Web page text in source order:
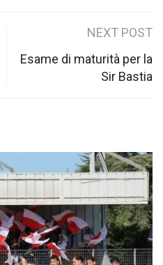
NEXT POST
Esame di maturità per la
Sir Bastia